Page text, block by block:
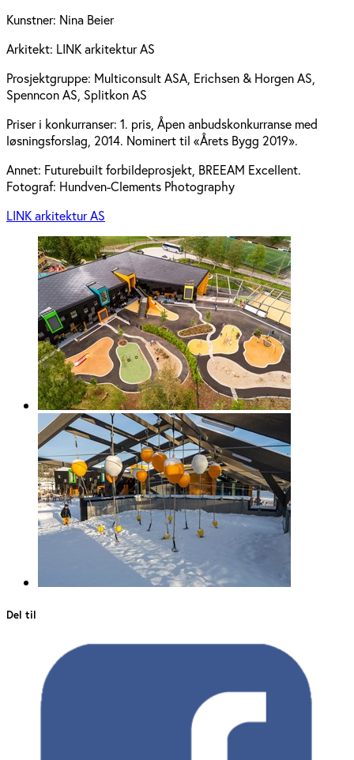
Kunstner: Nina Beier
Arkitekt: LINK arkitektur AS
Prosjektgruppe: Multiconsult ASA, Erichsen & Horgen AS,
Spenncon AS, Splitkon AS
Priser i konkurranser: 1. pris, Åpen anbudskonkurranse med
løsningsforslag, 2014. Nominert til «Årets Bygg 2019».
Annet: Futurebuilt forbildeprosjekt, BREEAM Excellent.
Fotograf: Hundven-Clements Photography
LINK arkitektur AS
Del til